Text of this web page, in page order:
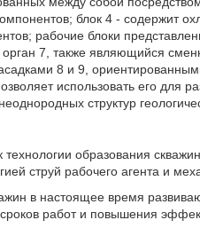
блок 4 - содержит
рабочие блоки
орган 7, также являющийся
8 и 9,
использовать его для
структур
образования
струй рабочего агента и
в настоящее время
работ и повышения